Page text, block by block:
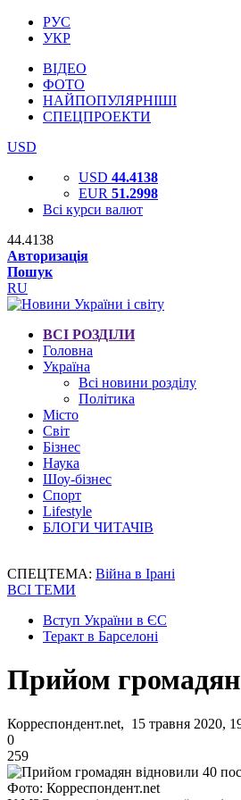
РУС
УКР
ВІДЕО
ФОТО
НАЙПОПУЛЯРНІШІ
СПЕЦПРОЕКТИ
USD
USD 44.4138
EUR 51.2998
Всі курси валют
44.4138
Авторизація
Пошук
RU
ВСІ РОЗДІЛИ
Головна
Україна
Всі новини розділу
Політика
Місто
Світ
Бізнес
Наука
Шоу-бізнес
Спорт
Lifestyle
БЛОГИ ЧИТАЧІВ
СПЕЦТЕМА: Війна в Ірані
ВСІ ТЕМИ
Вступ України в ЄС
Теракт в Барселоні
Прийом громадян
Корреспондент.net, 15 травня 2020,
0
259
Фото: Корреспондент.net